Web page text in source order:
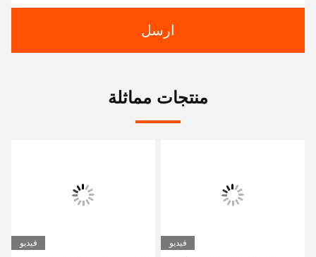
ارسل
منتجات مماثلة
فيديو فيديو